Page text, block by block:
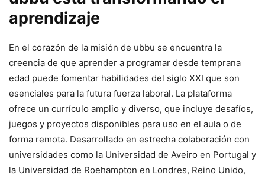
aprendizaje
En el corazón de la misión de ubbu se encuentra la
creencia de que aprender a programar desde temprana
edad puede fomentar habilidades del siglo XXI que son
esenciales para la futura fuerza laboral. La plataforma
ofrece un currículo amplio y diverso, que incluye desafíos,
juegos y proyectos disponibles para uso en el aula o de
forma remota. Desarrollado en estrecha colaboración con
universidades como la Universidad de Aveiro en Portugal y
la Universidad de Roehampton en Londres, Reino Unido,